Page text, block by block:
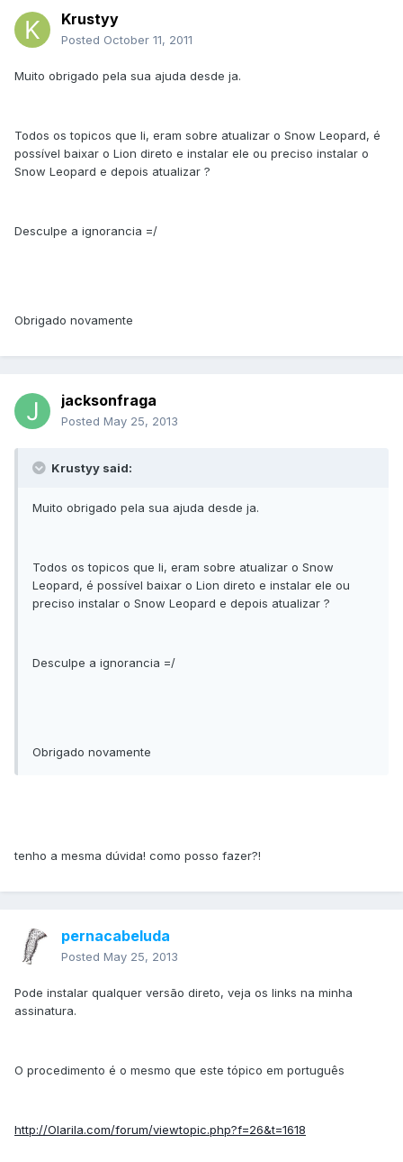
Krustyy
Posted October 11, 2011
Muito obrigado pela sua ajuda desde ja.
Todos os topicos que li, eram sobre atualizar o Snow Leopard, é
possível baixar o Lion direto e instalar ele ou preciso instalar o
Snow Leopard e depois atualizar ?
Desculpe a ignorancia =/
Obrigado novamente
jacksonfraga
Posted May 25, 2013
Krustyy said:
Muito obrigado pela sua ajuda desde ja.
Todos os topicos que li, eram sobre atualizar o Snow
Leopard, é possível baixar o Lion direto e instalar ele ou
preciso instalar o Snow Leopard e depois atualizar ?
Desculpe a ignorancia =/
Obrigado novamente
tenho a mesma dúvida! como posso fazer?!
pernacabeluda
Posted May 25, 2013
Pode instalar qualquer versão direto, veja os links na minha
assinatura.
O procedimento é o mesmo que este tópico em português
http://Olarila.com/forum/viewtopic.php?f=26&t=1618